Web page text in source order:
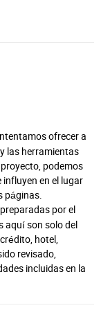
ofrecer a
las herramientas
podemos
en el lugar
páginas.
por el
aquí son solo del
hotel,
revisado,
incluidas en la